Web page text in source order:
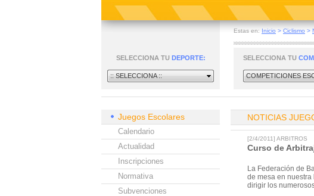
Estas en: Inicio > Ciclismo >
SELECCIONA TU DEPORTE:
:: SELECCIONA ::
SELECCIONA TU
COMPETICIONES
Juegos Escolares
Calendario
Actualidad
Inscripciones
Normativa
Subvenciones
NOTICIAS
[2/4/2011] ARBITROS
Curso de
La Federación de
de mesa en
dirigir los